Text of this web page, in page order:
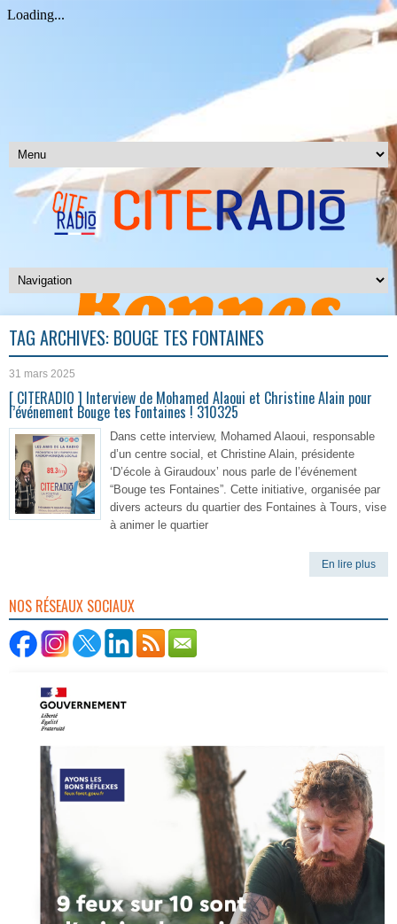
TAG ARCHIVES: BOUGE TES FONTAINES
31 mars 2025
[ CITERADIO ] Interview de Mohamed Alaoui et Christine Alain pour
l’événement Bouge tes Fontaines ! 310325
Dans cette interview, Mohamed Alaoui, responsable
d’un centre social, et Christine Alain, présidente
‘D’école à Giraudoux’ nous parle de l’événement
“Bouge tes Fontaines”. Cette initiative, organisée par
divers acteurs du quartier des Fontaines à Tours, vise
à animer le quartier
En lire plus
NOS RÉSEAUX SOCIAUX